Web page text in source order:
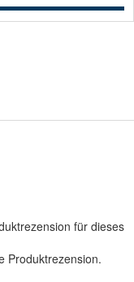
für dieses
Produktrezension.